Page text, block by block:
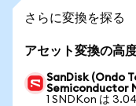
さらに変換を探る
アセット変換の高
SanDisk (Ondo
Semiconductor
1 SNDKon は